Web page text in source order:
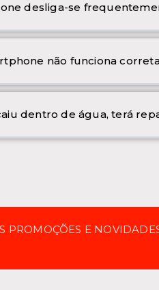
desliga-se
não funciona
dentro de água, terá
PROMOÇÕES E